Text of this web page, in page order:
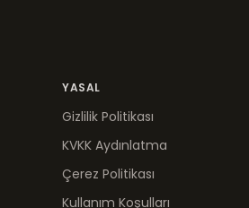
YASAL
Gizlilik Politikası
KVKK Aydınlatma
Çerez Politikası
Kullanım Koşulları